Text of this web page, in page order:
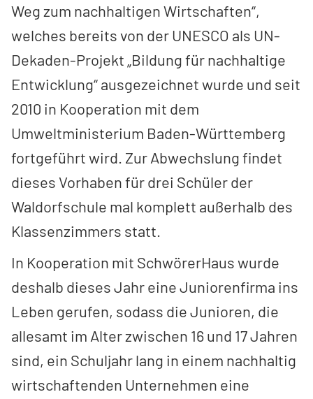
Weg zum nachhaltigen Wirtschaften“,
welches bereits von der UNESCO als UN-
Dekaden-Projekt „Bildung für nachhaltige
Entwicklung“ ausgezeichnet wurde und seit
2010 in Kooperation mit dem
Umweltministerium Baden-Württemberg
fortgeführt wird. Zur Abwechslung findet
dieses Vorhaben für drei Schüler der
Waldorfschule mal komplett außerhalb des
Klassenzimmers statt.
In Kooperation mit SchwörerHaus wurde
deshalb dieses Jahr eine Juniorenfirma ins
Leben gerufen, sodass die Junioren, die
allesamt im Alter zwischen 16 und 17 Jahren
sind, ein Schuljahr lang in einem nachhaltig
wirtschaftenden Unternehmen eine